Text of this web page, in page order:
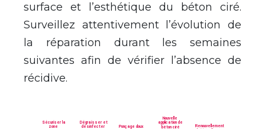
surface et l’esthétique du béton ciré.
Surveillez attentivement l’évolution de
la réparation durant les semaines
suivantes afin de vérifier l’absence de
récidive.